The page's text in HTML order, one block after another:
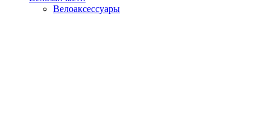
Велоаксессуары